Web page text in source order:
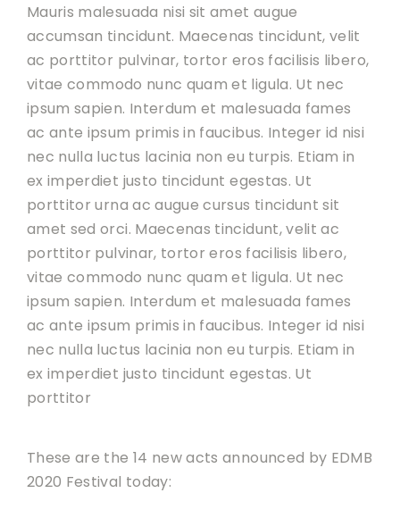
Mauris malesuada nisi sit amet augue
accumsan tincidunt. Maecenas tincidunt, velit
ac porttitor pulvinar, tortor eros facilisis libero,
vitae commodo nunc quam et ligula. Ut nec
ipsum sapien. Interdum et malesuada fames
ac ante ipsum primis in faucibus. Integer id nisi
nec nulla luctus lacinia non eu turpis. Etiam in
ex imperdiet justo tincidunt egestas. Ut
porttitor urna ac augue cursus tincidunt sit
amet sed orci. Maecenas tincidunt, velit ac
porttitor pulvinar, tortor eros facilisis libero,
vitae commodo nunc quam et ligula. Ut nec
ipsum sapien. Interdum et malesuada fames
ac ante ipsum primis in faucibus. Integer id nisi
nec nulla luctus lacinia non eu turpis. Etiam in
ex imperdiet justo tincidunt egestas. Ut
porttitor
These are the 14 new acts announced by EDMB
2020 Festival today: